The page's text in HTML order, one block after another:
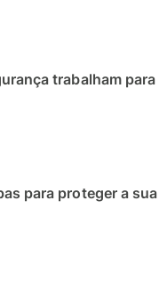
trabalham para
para proteger a sua